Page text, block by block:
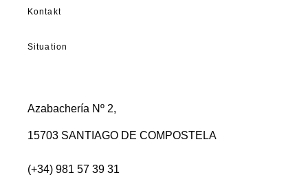
Kontakt
Situation
Azabachería Nº 2,
15703 SANTIAGO DE COMPOSTELA
(+34) 981 57 39 31